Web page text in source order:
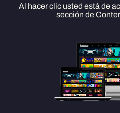
Corre, haz un rally, salta y cruza la línea
contra oponentes en diferentes etapas y
carreras y supera las clasificaciones en
Tablas de clasificación en línea
Sube a la cima de la clasificación de tus
diferentes etapas y clases de coches.
Al hacer clic usted está de
sección de